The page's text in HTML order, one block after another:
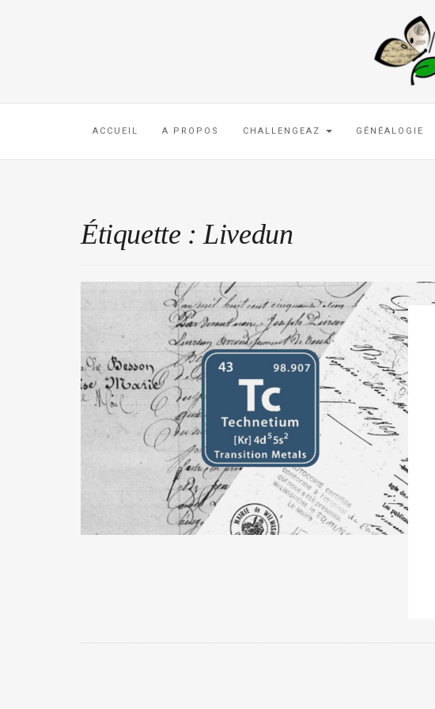
ACCUEIL A PROPOS CHALLENGEAZ GÉNÉALOGIE
Étiquette :Livedun